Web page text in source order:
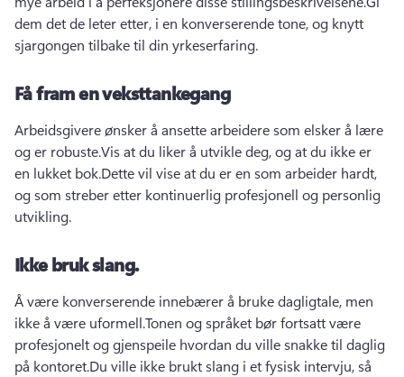
dem det de leter etter, i en konverserende tone, og knytt
sjargongen tilbake til din yrkeserfaring.
Få fram en veksttankegang
Arbeidsgivere ønsker å ansette arbeidere som elsker å lære
og er robuste.Vis at du liker å utvikle deg, og at du ikke er
en lukket bok.Dette vil vise at du er en som arbeider hardt,
og som streber etter kontinuerlig profesjonell og personlig
utvikling.
Ikke bruk slang.
Å være konverserende innebærer å bruke dagligtale, men
ikke å være uformell.Tonen og språket bør fortsatt være
profesjonelt og gjenspeile hvordan du ville snakke til daglig
på kontoret.Du ville ikke brukt slang i et fysisk intervju, så